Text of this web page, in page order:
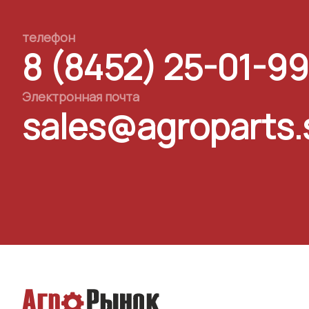
телефон
8 (8452) 25-01-99
Электронная почта